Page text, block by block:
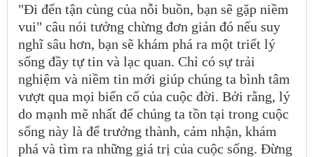
"Đi đến tận cùng của nỗi buồn, bạn sẽ gặp niềm
vui" câu nói tưởng chừng đơn giản đó nếu suy
nghĩ sâu hơn, bạn sẽ khám phá ra một triết lý
sống đầy tự tin và lạc quan. Chỉ có sự trải
nghiệm và niềm tin mới giúp chúng ta bình tâm
vượt qua mọi biến cố của cuộc đời. Bởi rằng, lý
do mạnh mẽ nhất để chúng ta tồn tại trong cuộc
sống này là để trưởng thành, cảm nhận, khám
phá và tìm ra những giá trị của cuộc sống. Đừng